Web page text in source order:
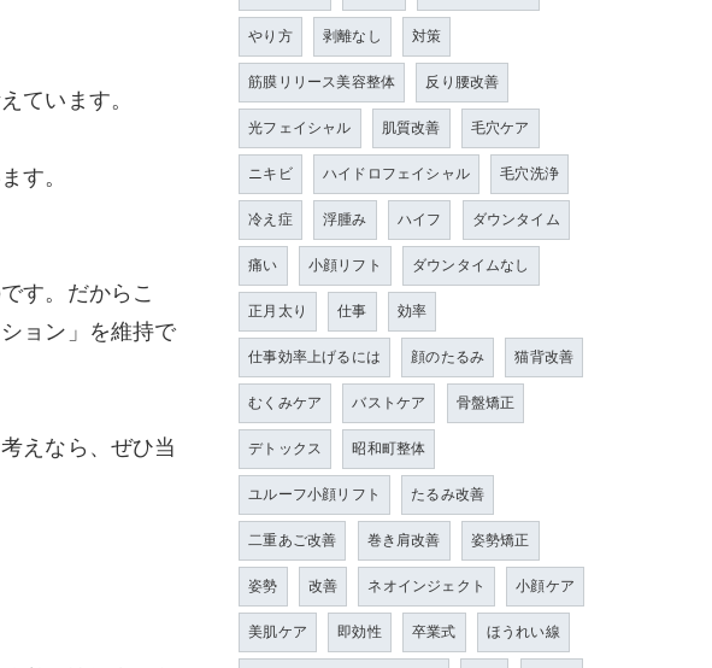
ています。
す。
す。だからこ
ョン」を維持で
えなら、ぜひ当
やり方 剥離なし 対策
筋膜リリース美容整体 反り腰改善
光フェイシャル 肌質改善 毛穴ケア
ニキビ ハイドロフェイシャル 毛穴洗浄
冷え症 浮腫み ハイフ ダウンタイム
痛い 小顔リフト ダウンタイムなし
正月太り 仕事 効率
仕事効率上げるには 顔のたるみ 猫背改善
むくみケア バストケア 骨盤矯正
デトックス 昭和町整体
ユルーフ小顔リフト たるみ改善
二重あご改善 巻き肩改善 姿勢矯正
姿勢 改善 ネオインジェクト 小顔ケア
美肌ケア 即効性 卒業式 ほうれい線